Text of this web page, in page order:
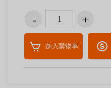
加入購物車